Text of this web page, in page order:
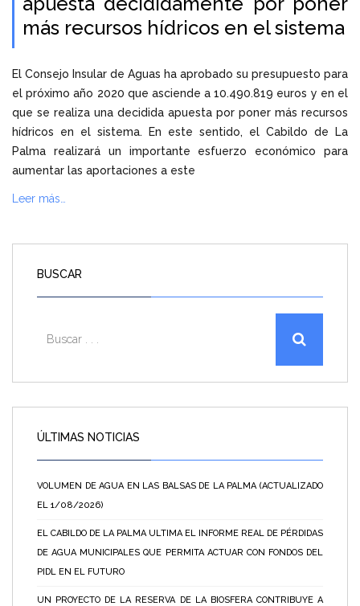
más recursos hídricos en el sistema
El Consejo Insular de Aguas ha aprobado su presupuesto para
el próximo año 2020 que asciende a 10.490.819 euros y en el
que se realiza una decidida apuesta por poner más recursos
hídricos en el sistema. En este sentido, el Cabildo de La
Palma realizará un importante esfuerzo económico para
aumentar las aportaciones a este
Leer más…
BUSCAR
ÚLTIMAS NOTICIAS
VOLUMEN DE AGUA EN LAS BALSAS DE LA PALMA (ACTUALIZADO
EL 1/08/2026)
EL CABILDO DE LA PALMA ULTIMA EL INFORME REAL DE PÉRDIDAS
DE AGUA MUNICIPALES QUE PERMITA ACTUAR CON FONDOS DEL
PIDL EN EL FUTURO
UN PROYECTO DE LA RESERVA DE LA BIOSFERA CONTRIBUYE A